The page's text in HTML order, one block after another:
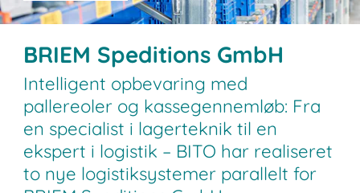
BRIEM Speditions GmbH
Intelligent opbevaring med
pallereoler og kassegennemløb: Fra
en specialist i lagerteknik til en
ekspert i logistik – BITO har realiseret
to nye logistiksystemer parallelt for